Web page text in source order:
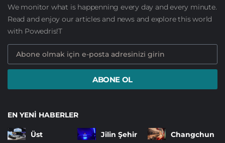
We monitor what is happenning every day and every minute.
Read and enjoy our articles and news and explore this world
with Powedris!T
ABONE OL
EN YENI HABERLER
Üst
Jilin Şehir
Changchun